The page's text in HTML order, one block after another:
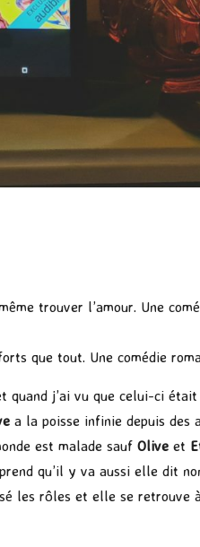
trouver l’amour. Une
que tout. Une comédie
quand j’ai vu que celui-ci
a la poisse infinie depuis des
est malade sauf Olive et
qu’il y va aussi elle dit
les rôles et elle se retrouve